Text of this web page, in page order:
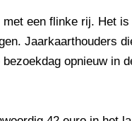
een flinke rij. Het
Jaarkaarthouders
opnieuw in